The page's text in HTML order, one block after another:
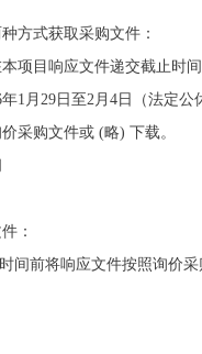
方式获取采购文件：
项目响应文件递交截止时
年1月29日至2月4日（法
采购文件或 (略) 下载。
：
间前将响应文件按照询价